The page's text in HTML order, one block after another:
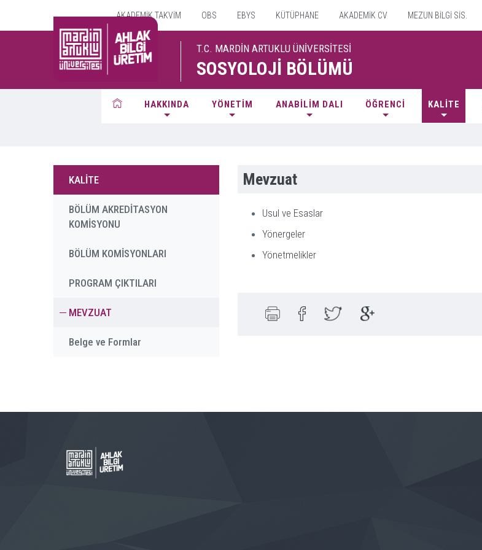
AKADEMİK TAKVİM OBS EBYS KÜTÜPHANE AKADEMİK CV MEZUN BİLGİ SİS.
T.C. MARDİN ARTUKLU ÜNİVERSİTESİ
SOSYOLOJİ BÖLÜMÜ
HAKKINDA YÖNETİM ANABİLİM DALI ÖĞRENCİ KALİTE
KALİTE
BÖLÜM AKREDİTASYON
KOMİSYONU
BÖLÜM KOMİSYONLARI
PROGRAM ÇIKTILARI
MEVZUAT
Belge ve Formlar
Mevzuat
Usul ve Esaslar
Yönergeler
Yönetmelikler